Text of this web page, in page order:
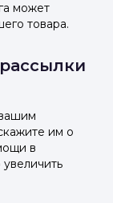
может
товара.
им о
в